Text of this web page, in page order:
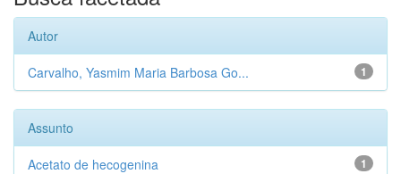
Autor
1
Carvalho, Yasmim Maria Barbosa Go...
Assunto
1
Acetato de hecogenina